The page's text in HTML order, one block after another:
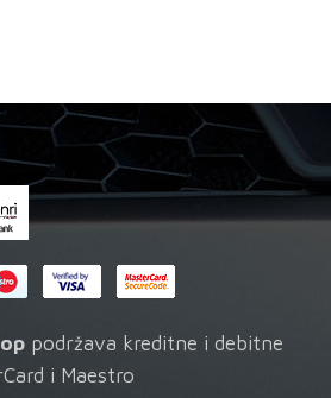
podržava kreditne i debitne
i Maestro